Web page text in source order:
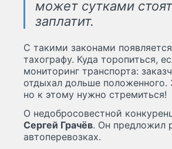
может сутками
заплатит.
С такими законами
тахографу. Куда торопиться,
мониторинг транспорта:
отдыхал дольше положенного.
но к этому нужно стремиться!
О недобросовестной
Сергей Грачёв. Он предложил
автоперевозках.